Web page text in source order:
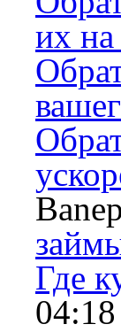
их на
Где